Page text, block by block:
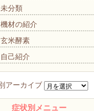
未分類
機材の紹介
玄米酵素
自己紹介
症状別メニュー